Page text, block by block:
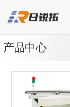
产品中心